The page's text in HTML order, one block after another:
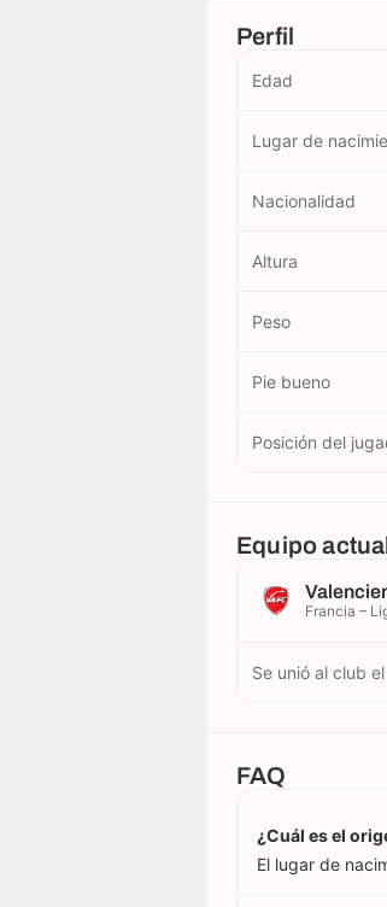
Perfil
Edad
Lugar de
Nacionalidad
Altura
Peso
Pie bueno
Posición del
Equipo
Francia –
Se unió al club el
FAQ
¿Cuál es el
El lugar de